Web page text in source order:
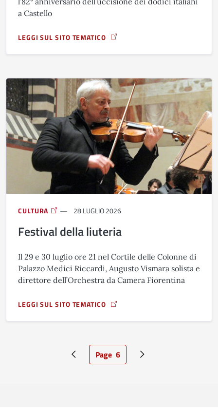
a Castello
LEGGI SUL SITO TEMATICO
A PROPOSITO DI COMMEMORAZIONE DELLA STRAGE DI
CULTURA 28 LUGLIO 2026
Festival della liuteria
Il 29 e 30 luglio ore 21 nel Cortile delle Colonne di
Palazzo Medici Riccardi, Augusto Vismara solista e
direttore dell’Orchestra da Camera Fiorentina
LEGGI SUL SITO TEMATICO
A PROPOSITO DI FESTIVAL DELLA LIUTERIA
Pagina precedente
Pagina attuale
Page 6 Pagina successiva